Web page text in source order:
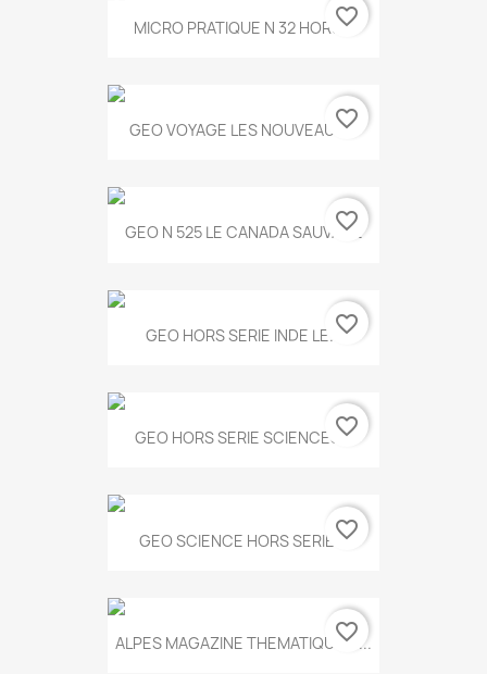
MICRO PRATIQUE N 32 HORS...
favorite_border
GEO VOYAGE LES NOUVEAUX...
favorite_border
GEO N 525 LE CANADA SAUVAGE
favorite_border
GEO HORS SERIE INDE LE...favorite_border
GEO HORS SERIE SCIENCES...
favorite_border
GEO SCIENCE HORS SERIE...favorite_border
ALPES MAGAZINE THEMATIQUE N...
favorite_border